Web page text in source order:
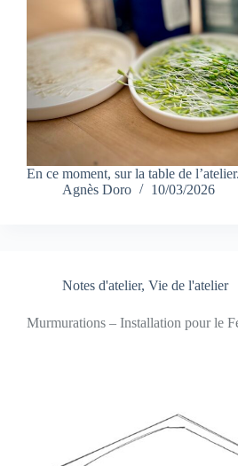
En ce moment, sur la table de l’atelier.
Agnès Doro
10/03/2026
Notes d'atelier, Vie de l'atelier
Murmurations – Installation pour le